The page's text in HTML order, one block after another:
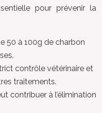
pour prévenir la
50 à 100g de charbon
contrôle vétérinaire et
traitements.
contribuer à l’élimination